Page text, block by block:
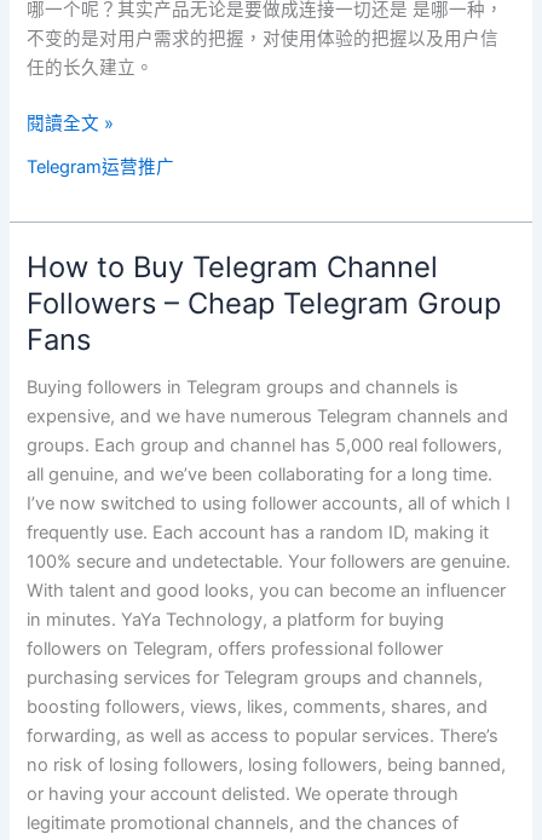
哪一个呢？其实产品无论是要做成连接一切还是 是哪一种，
不变的是对用户需求的把握，对使用体验的把握以及用户信
任的长久建立。
閱讀全文 »
Telegram运营推广
How to Buy Telegram Channel
Followers – Cheap Telegram Group
Fans
Buying followers in Telegram groups and channels is
expensive, and we have numerous Telegram channels and
groups. Each group and channel has 5,000 real followers,
all genuine, and we’ve been collaborating for a long time.
I’ve now switched to using follower accounts, all of which I
frequently use. Each account has a random ID, making it
100% secure and undetectable. Your followers are genuine.
With talent and good looks, you can become an influencer
in minutes. YaYa Technology, a platform for buying
followers on Telegram, offers professional follower
purchasing services for Telegram groups and channels,
boosting followers, views, likes, comments, shares, and
forwarding, as well as access to popular services. There’s
no risk of losing followers, losing followers, being banned,
or having your account delisted. We operate through
legitimate promotional channels, and the chances of
How
to
Buy
Telegram
Channel
Followers
–
Cheap
Telegram
Group
Fans